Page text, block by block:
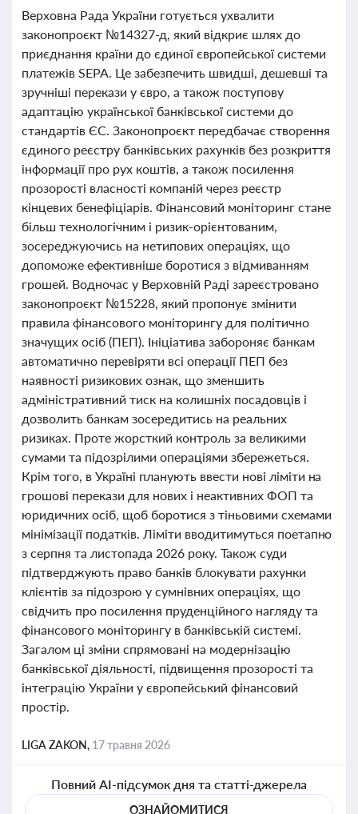
Верховна Рада України готується ухвалити
законопроєкт №14327-д, який відкриє шлях до
приєднання країни до єдиної європейської системи
платежів SEPA. Це забезпечить швидші, дешевші та
зручніші перекази у євро, а також поступову
адаптацію української банківської системи до
стандартів ЄС. Законопроєкт передбачає створення
єдиного реєстру банківських рахунків без розкриття
інформації про рух коштів, а також посилення
прозорості власності компаній через реєстр
кінцевих бенефіціарів. Фінансовий моніторинг стане
більш технологічним і ризик-орієнтованим,
зосереджуючись на нетипових операціях, що
допоможе ефективніше боротися з відмиванням
грошей. Водночас у Верховній Раді зареєстровано
законопроєкт №15228, який пропонує змінити
правила фінансового моніторингу для політично
значущих осіб (ПЕП). Ініціатива забороняє банкам
автоматично перевіряти всі операції ПЕП без
наявності ризикових ознак, що зменшить
адміністративний тиск на колишніх посадовців і
дозволить банкам зосередитись на реальних
ризиках. Проте жорсткий контроль за великими
сумами та підозрілими операціями збережеться.
Крім того, в Україні планують ввести нові ліміти на
грошові перекази для нових і неактивних ФОП та
юридичних осіб, щоб боротися з тіньовими схемами
мінімізації податків. Ліміти вводитимуться поетапно
з серпня та листопада 2026 року. Також суди
підтверджують право банків блокувати рахунки
клієнтів за підозрою у сумнівних операціях, що
свідчить про посилення пруденційного нагляду та
фінансового моніторингу в банківській системі.
Загалом ці зміни спрямовані на модернізацію
банківської діяльності, підвищення прозорості та
інтеграцію України у європейський фінансовий
простір.
LIGA ZAKON, 17 травня 2026
Повний AI-підсумок дня та статті-джерела
ОЗНАЙОМИТИСЯ